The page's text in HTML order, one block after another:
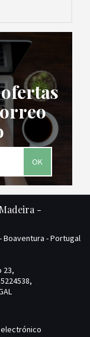
OK
-
Boaventura - Portugal
23,